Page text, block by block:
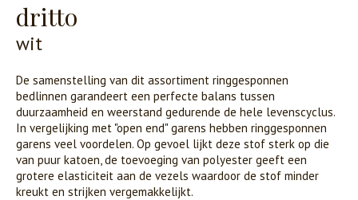
dritto
wit
De samenstelling van dit assortiment ringgesponnen
bedlinnen garandeert een perfecte balans tussen
duurzaamheid en weerstand gedurende de hele levenscyclus.
In vergelijking met "open end" garens hebben ringgesponnen
garens veel voordelen. Op gevoel lijkt deze stof sterk op die
van puur katoen, de toevoeging van polyester geeft een
grotere elasticiteit aan de vezels waardoor de stof minder
kreukt en strijken vergemakkelijkt.